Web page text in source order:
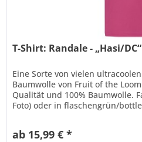
T-Shirt: Randale - „Hasi/
Eine Sorte von vielen
Baumwolle von Fruit of the
Qualität und 100% Baumwolle.
Foto) oder in flaschengrün/
ab 15,99 € *